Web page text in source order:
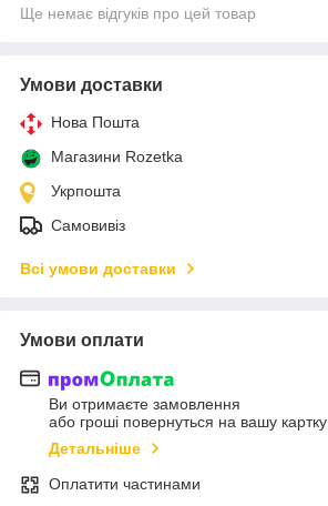
Ще немає відгуків про цей товар
Умови доставки
Нова Пошта
Магазини Rozetka
Укрпошта
Самовивіз
Всі умови доставки
Умови оплати
Ви отримаєте замовлення
або гроші повернуться на вашу картку
Детальніше
Оплатити частинами